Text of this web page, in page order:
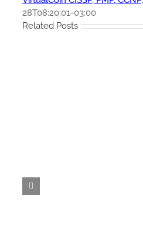
28T08:20:01-03:00
Related Posts